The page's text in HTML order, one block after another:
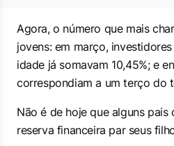
Agora, o número que mais
jovens: em março,
idade já somavam 10,45%; e
correspondiam a um terço do
Não é de hoje que alguns
reserva financeira par seus